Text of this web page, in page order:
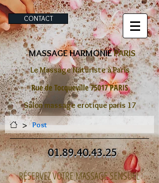
CONTACT
MASSAGE HARMONIEPARIS
Le Massage Naturiste à Paris
Rue de Tocqueville 75017 PARIS
Salon massage erotique paris 17
> Post
01.89.40.43.25
RÉSERVEZ VOTRE MASSAGE SENSUEL